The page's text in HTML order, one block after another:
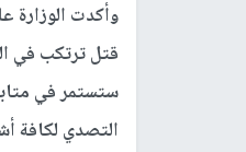
وأكدت الوزارة
قتل ترتكب في
ستستمر في
التصدي لكافة